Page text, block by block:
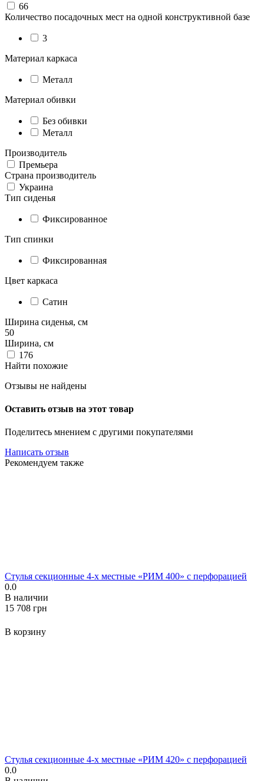
66
Количество посадочных мест на одной конструктивной базе
3
Материал каркаса
Металл
Материал обивки
Без обивки
Металл
Производитель
Премьера
Страна производитель
Украина
Тип сиденья
Фиксированное
Тип спинки
Фиксированная
Цвет каркаса
Сатин
Ширина сиденья, см
50
Ширина, см
176
Найти похожие
Отзывы не найдены
Оставить отзыв на этот товар
Поделитесь мнением с другими покупателями
Написать отзыв
Рекомендуем также
Стулья секционные 4-х местные «РИМ 400» с перфорацией
0.0
В наличии
‍15 708‍ грн
В корзину
Стулья секционные 4-х местные «РИМ 420» с перфорацией
0.0